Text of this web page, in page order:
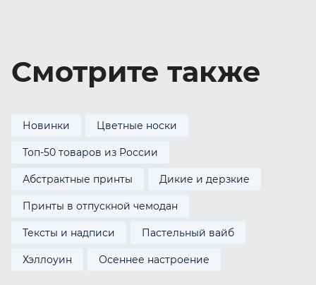
Смотрите также
Новинки Цветные носки
Топ-50 товаров из России
Абстрактные принты Дикие и дерзкие
Принты в отпускной чемодан
Тексты и надписи Пастельный вайб
Хэллоуин Осеннее настроение